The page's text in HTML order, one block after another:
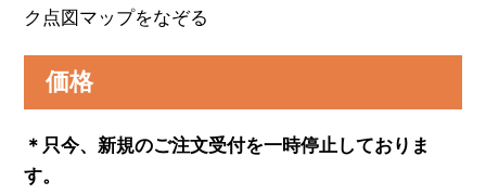
ク点図マップをなぞる
価格
＊只今、新規のご注文受付を一時停止しておりま
す。